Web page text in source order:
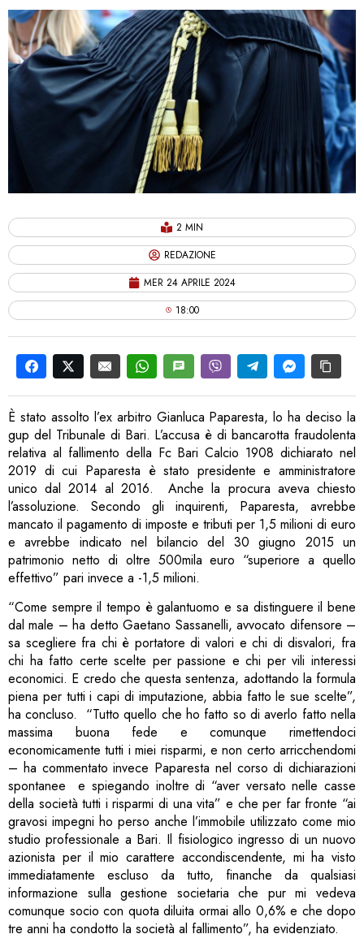
2 MIN
REDAZIONE
MER 24 APRILE 2024
18:00
È stato assolto l’ex arbitro Gianluca Paparesta, lo ha deciso la
gup del Tribunale di Bari. L’accusa è di bancarotta fraudolenta
relativa al fallimento della Fc Bari Calcio 1908 dichiarato nel
2019 di cui Paparesta è stato presidente e amministratore
unico dal 2014 al 2016. Anche la procura aveva chiesto
l’assoluzione. Secondo gli inquirenti, Paparesta, avrebbe
mancato il pagamento di imposte e tributi per 1,5 milioni di euro
e avrebbe indicato nel bilancio del 30 giugno 2015 un
patrimonio netto di oltre 500mila euro “superiore a quello
effettivo” pari invece a -1,5 milioni.
“Come sempre il tempo è galantuomo e sa distinguere il bene
dal male – ha detto Gaetano Sassanelli, avvocato difensore –
sa scegliere fra chi è portatore di valori e chi di disvalori, fra
chi ha fatto certe scelte per passione e chi per vili interessi
economici. E credo che questa sentenza, adottando la formula
piena per tutti i capi di imputazione, abbia fatto le sue scelte”,
ha concluso. “Tutto quello che ho fatto so di averlo fatto nella
massima buona fede e comunque rimettendoci
economicamente tutti i miei risparmi, e non certo arricchendomi
– ha commentato invece Paparesta nel corso di dichiarazioni
spontanee e spiegando inoltre di “aver versato nelle casse
della società tutti i risparmi di una vita” e che per far fronte “ai
gravosi impegni ho perso anche l’immobile utilizzato come mio
studio professionale a Bari. Il fisiologico ingresso di un nuovo
azionista per il mio carattere accondiscendente, mi ha visto
immediatamente escluso da tutto, finanche da qualsiasi
informazione sulla gestione societaria che pur mi vedeva
comunque socio con quota diluita ormai allo 0,6% e che dopo
tre anni ha condotto la società al fallimento”, ha evidenziato.